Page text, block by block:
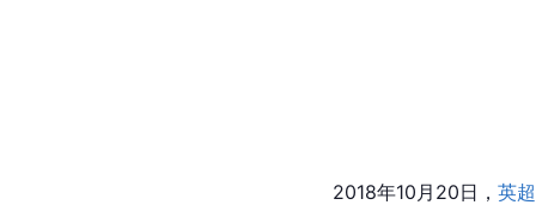
2018年10月20日，英超